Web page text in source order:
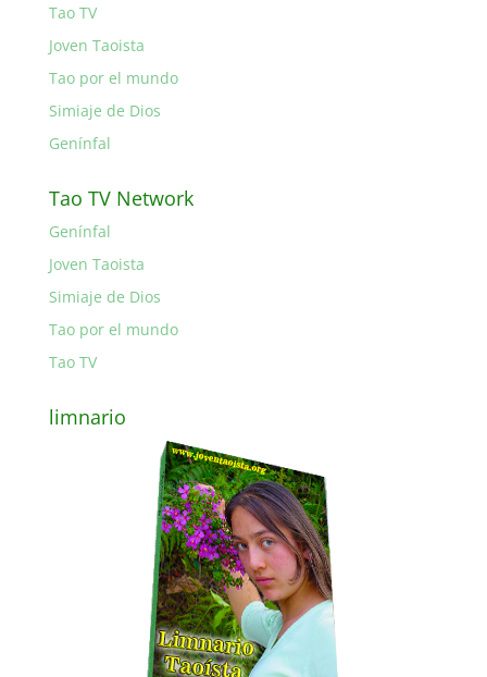
Tao TV
Joven Taoista
Tao por el mundo
Simiaje de Dios
Genínfal
Tao TV Network
Genínfal
Joven Taoista
Simiaje de Dios
Tao por el mundo
Tao TV
limnario